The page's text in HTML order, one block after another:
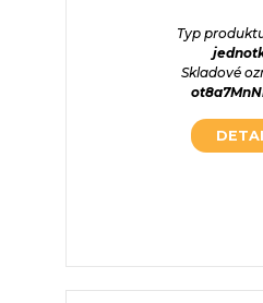
Typ
Skladové